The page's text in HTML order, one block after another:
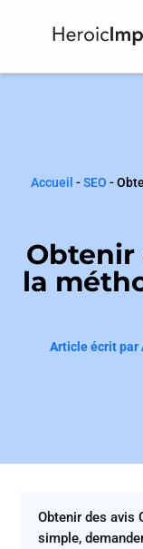
Accueil -SEO -
Obtenir
la
Article écrit par
Obtenir des avis
simple,